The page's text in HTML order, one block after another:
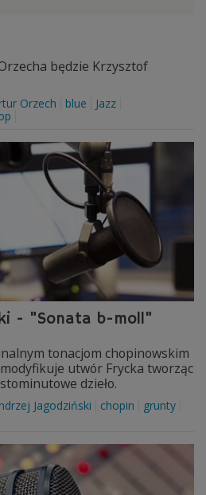
będzie Krzysztof
Orzech blue
Jazz
- "Sonata b-moll"
tonacjom chopinowskim
utwór Frycka tworząc
dzieło.
Jagodziński chopin
grunty